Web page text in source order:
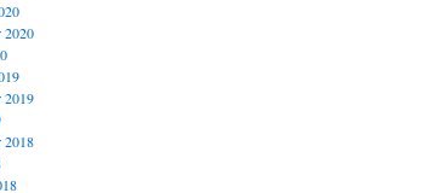
2020
2019
2018